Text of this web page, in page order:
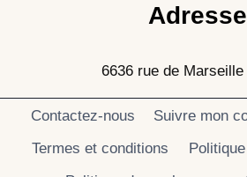
Adresse
6636 rue de Marseille
Contactez-nous Suivre mon
Termes et conditions